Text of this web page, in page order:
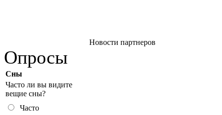
Опросы
Сны
Часто ли вы видите
вещие сны?
Часто
Новости партнеров